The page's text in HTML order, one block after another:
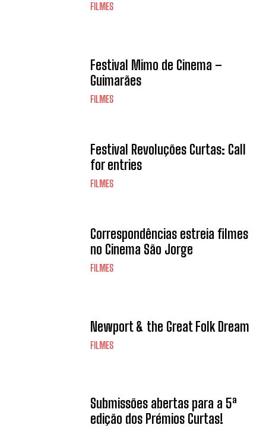
FILMES
Festival Mimo de Cinema –
Guimarães
FILMES
Festival Revoluções Curtas: Call
for entries
FILMES
Correspondências estreia filmes
no Cinema São Jorge
FILMES
Newport & the Great Folk Dream
FILMES
Submissões abertas para a 5ª
edição dos Prémios Curtas!